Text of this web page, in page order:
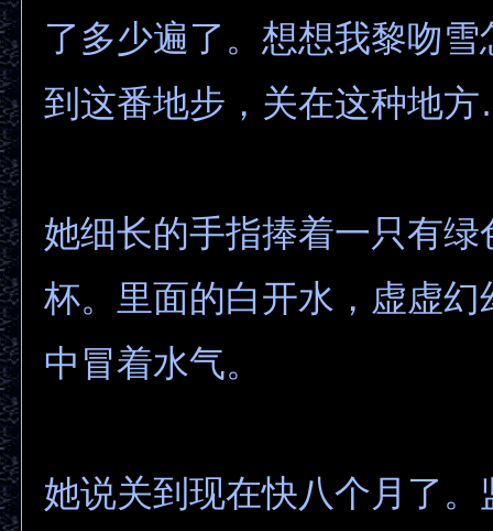
了多少遍了。想想我黎吻雪
到这番地步，关在这种地
她细长的手指捧着一只有绿
杯。里面的白开水，虚虚幻
中冒着水气。
她说关到现在快八个月了。